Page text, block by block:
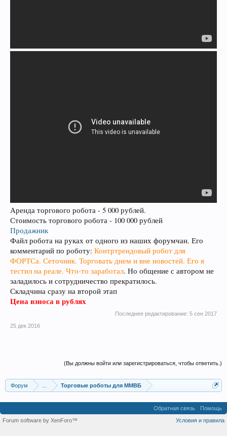
Аренда торгового робота - 5 000 рублей.
Стоимость торгового робота - 100 000 рублей
Продажник
Файл робота на руках от одного из наших форумчан. Его
комментарий по роботу: Контртрендовый робот для
ФОРТСа. Сеточник. Торговать днем и вне новостей. Его я
тестил на реале. Что-то заработал. Но общение с автором не
заладилось и сотрудничество прекратилось.
Складчина сразу на второй этап
Цена взноса в рублях
Последнее редактирование: 5 сен 2017
25 дек 2016
(Вы должны войти или зарегистрироваться, чтобы ответить.)
Форум Торговые роботы для ММВБ
Обратная связь
Помощь
Условия и правила
Forum software by XenForo™